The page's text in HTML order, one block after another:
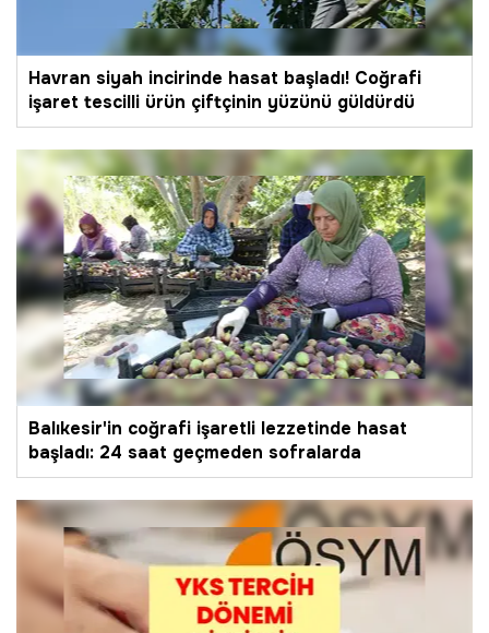
Havran siyah incirinde hasat başladı! Coğrafi
işaret tescilli ürün çiftçinin yüzünü güldürdü
Balıkesir'in coğrafi işaretli lezzetinde hasat
başladı: 24 saat geçmeden sofralarda